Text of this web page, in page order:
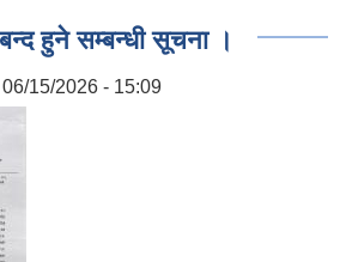
बन्द हुने सम्बन्धी सूचना ।
06/15/2026 - 15:09